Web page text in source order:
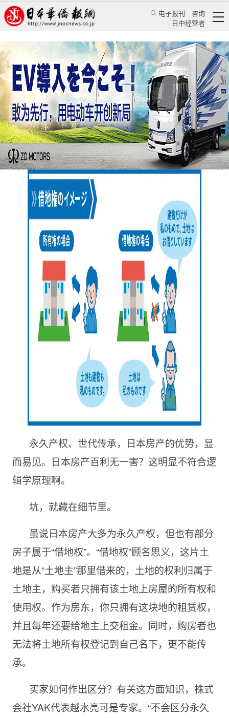
电子报刊
咨询
日中经营者
专家建议关注日本不动产永久产权背后的阴影
乔聚 日本新闻 地产动态
日本华侨报 2025/2/19 13:32:20
永久产权、世代传承，日本房产的优势，显
而易见。日本房产百利无一害？这明显不符合逻
辑学原理啊。
坑，就藏在细节里。
虽说日本房产大多为永久产权，但也有部分
房子属于“借地权”。“借地权”顾名思义，这片土
地是从“土地主”那里借来的，土地的权利归属于
土地主，购买者只拥有该土地上房屋的所有权和
使用权。作为房东，你只拥有这块地的租赁权，
并且每年还要给地主上交租金。同时，购房者也
无法将土地所有权登记到自己名下，更不能传
承。
买家如何作出区分？有关这方面知识，株式
会社YAK代表越水亮可是专家。“不会区分永久